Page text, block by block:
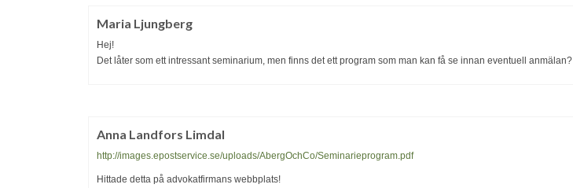
Maria Ljungberg
Hej!
Det låter som ett intressant seminarium, men finns det ett program som man kan få se innan eventuell anmälan?
Anna Landfors Limdal
http://images.epostservice.se/uploads/AbergOchCo/Seminarieprogram.pdf
Hittade detta på advokatfirmans webbplats!